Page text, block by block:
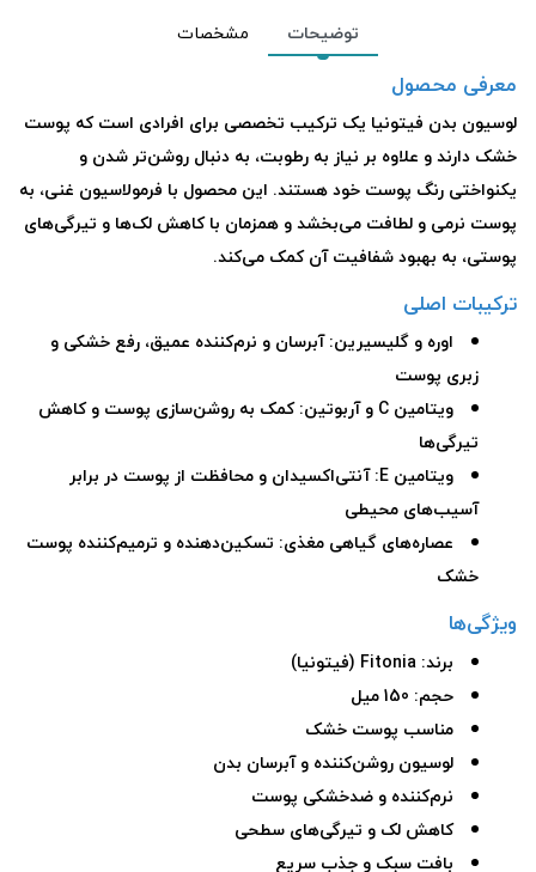
بدن
توضیحات مشخصات
معرفی محصول
لوسیون بدن فیتونیا یک ترکیب تخصصی برای افرادی است که پوست
خشک دارند و علاوه بر نیاز به رطوبت، به دنبال روشن‌تر شدن و
یکنواختی رنگ پوست خود هستند. این محصول با فرمولاسیون غنی، به
پوست نرمی و لطافت می‌بخشد و همزمان با کاهش لک‌ها و تیرگی‌های
پوستی، به بهبود شفافیت آن کمک می‌کند.
ترکیبات اصلی
اوره و گلیسیرین: آبرسان و نرم‌کننده عمیق، رفع خشکی و
زبری پوست
ویتامین C و آربوتین: کمک به روشن‌سازی پوست و کاهش
تیرگی‌ها
ویتامین E: آنتی‌اکسیدان و محافظت از پوست در برابر
آسیب‌های محیطی
عصاره‌های گیاهی مغذی: تسکین‌دهنده و ترمیم‌کننده پوست
خشک
ویژگی‌ها
برند: Fitonia (فیتونیا)
حجم: 150 میل
مناسب پوست خشک
لوسیون روشن‌کننده و آبرسان بدن
نرم‌کننده و ضدخشکی پوست
کاهش لک و تیرگی‌های سطحی
بافت سبک و جذب سریع